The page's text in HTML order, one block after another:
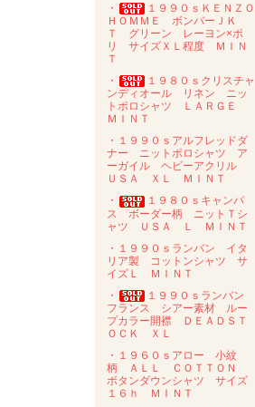
・
１９９０ｓＫＥＮＺＯ
ＨＯＭＭＥ ボンバーＪＫ
Ｔ グリーン レーヨン×ポ
リ サイズＸＬ程度 ＭＩＮ
Ｔ
・
１９８０ｓクリスチャ
ンディオール リネン ニッ
トポロシャツ ＬＡＲＧＥ
ＭＩＮＴ
・１９９０ｓアルフレッドダ
ナー ニットポロシャツ ア
ーガイル ヘビーアクリル
ＵＳＡ ＸＬ ＭＩＮＴ
・
１９８０ｓキャンパ
ス ボーダー柄 ニットＴシ
ャツ ＵＳＡ Ｌ ＭＩＮＴ
・１９９０ｓランバン イタ
リア製 コットンシャツ サ
イズＬ ＭＩＮＴ
・
１９９０ｓランバン
フランス シアー素材 ルー
プカラー開襟 ＤＥＡＤＳＴ
ＯＣＫ ＸＬ
・１９６０ｓアロー 小紋
柄 ＡＬＬ ＣＯＴＴＯＮ
ボタンダウンシャツ サイズ
１６ｈ ＭＩＮＴ